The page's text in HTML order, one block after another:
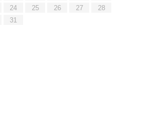
24 25 26 27
28
31